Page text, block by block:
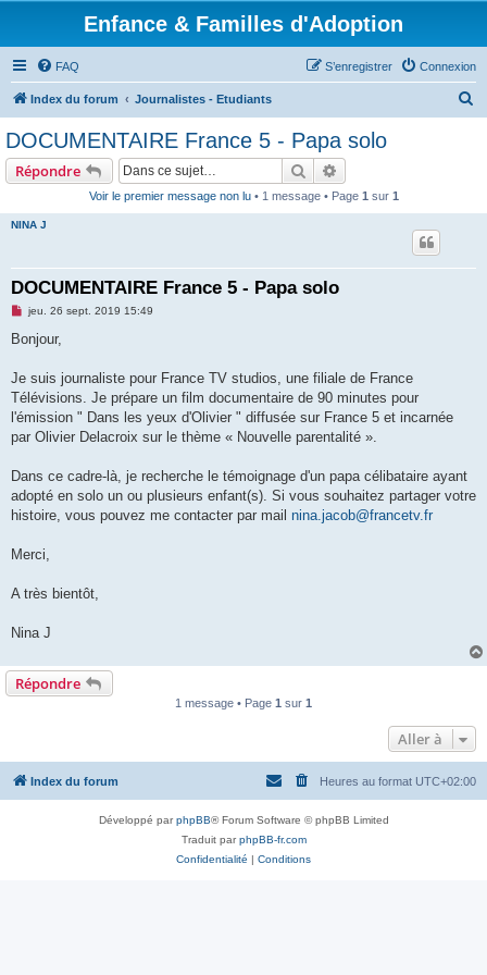
Enfance & Familles d'Adoption
FAQ Connexion
S’enregistrer
Index du forum Journalistes - Etudiants
DOCUMENTAIRE France 5 - Papa solo
Répondre Rechercher
Voir le premier message non lu• 1 message • Page 1 sur 1
NINA J
DOCUMENTAIRE France 5 - Papa solo
M
s
g
n
o
l
jeu. 26 sept. 2019 15:49
Bonjour,
Je suis journaliste pour France TV studios, une filiale de France
Télévisions. Je prépare un film documentaire de 90 minutes pour
l'émission " Dans les yeux d'Olivier " diffusée sur France 5 et incarnée
par Olivier Delacroix sur le thème « Nouvelle parentalité ».
Dans ce cadre-là, je recherche le témoignage d'un papa célibataire ayant
adopté en solo un ou plusieurs enfant(s). Si vous souhaitez partager votre
histoire, vous pouvez me contacter par mail nina.jacob@francetv.fr
Merci,
A très bientôt,
Nina J
Répondre
1 message • Page 1 sur 1
Aller à
Index du forum Heures au format UTC+02:00
Développé parphpBB® Forum Software © phpBB Limited
Traduit parphpBB-fr.com
Confidentialité | Conditions